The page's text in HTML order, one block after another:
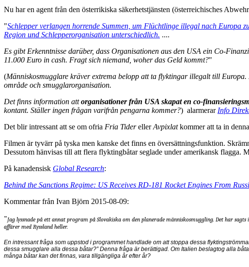
Nu har en agent från den österrikiska säkerhetstjänsten (österreichisches
"Schlepper verlangen horrende Summen, um Flüchtlinge illegal nach Europa
Region und Schlepperorganisation unterschiedlich. ....
Es gibt Erkenntnisse darüber, dass Organisationen aus den USA ein Co-
11.000 Euro in cash. Fragt sich niemand, woher das Geld kommt?"
(Människosmugglare kräver extrema belopp att ta flyktingar illegalt till
område och smugglarorganisation.
Det finns information attorganisationer från USA skapat en co-
kontant. Ställer ingen frågan varifrån pengarna kommer?) alarmerar Info
Det blir intressant att se om ofria Fria TiderellerAvpixlatkommer att ta in
Filmen är tyvärr på tyska men kanske det finns en översättningsfunktion.
Dessutom hänvisas till att flera flyktingbåtar seglade under amerikansk flagga.
På kanadensisk Global Research:
Behind the Sanctions Regime: US Receives RD-181 Rocket Engines From
Kommentar från Ivan Björn 2015-08-09:
"Jag lyssnade på ett annat program på Slovakiska om den planerade människosmuggling. Det har
affärer med Ryssland heller.
En intressant fråga som uppstod i programmet handlade om att stoppa dessa
dessa smugglare alla dessa båtar?” Denna fråga är berättigad. Om Italien beslagtog alla
många båtar kan det finnas, vara tillgängliga år efter år?